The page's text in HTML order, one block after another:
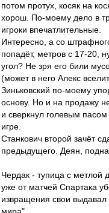
потом протух, косяк на
хорош. По-моему дело в
игроки впечатлительные.
Интересно, а со
попадёт, метров с 17-20,
угол? Не зря его били
(может в него Алекс
Зиньковский по-моему
основу. Но и на продажу
и сверкнул голевым
игре.
Станкович второй зачёт
предыдущего. Деян,
Чердак - тупица с метлой
уже от матчей Спартака
извращения свои выдавал